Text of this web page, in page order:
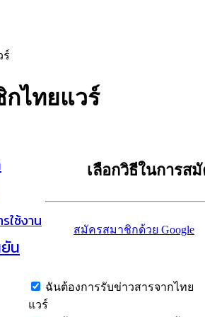
ไทยแวร์
ใช้งาน
น
เลือกวิธีในการส
สมัครสมาชิกด้วย Google
ฉันต้องการรับข่าวสารจากไทย
แวร์